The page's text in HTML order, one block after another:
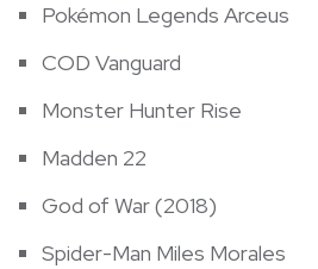
Pokémon Legends Arceus
COD Vanguard
Monster Hunter Rise
Madden 22
God of War (2018)
Spider-Man Miles Morales